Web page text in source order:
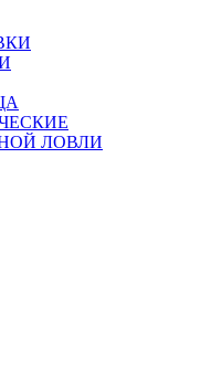
ЛОВЛИ